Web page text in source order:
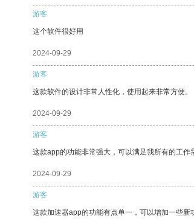
游客
这个软件很好用
2024-09-29
游客
这款软件的设计非常人性化，使用起来非常方便。
2024-09-29
游客
这款app的功能非常强大，可以满足我所有的工作
2024-09-29
游客
这款加速器app的功能有点单一，可以增加一些新